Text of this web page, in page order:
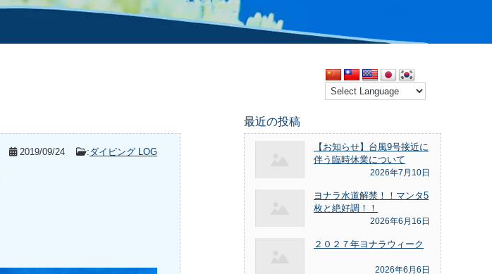
2019/09/24 :ダイビング LOG
最近の投稿
【お知らせ】台風9号接近に
伴う臨時休業について
2026年7月10日
ヨナラ水道解禁！！マンタ5
枚と絶好調！！
2026年6月16日
２０２７年ヨナラウィーク
2026年6月6日